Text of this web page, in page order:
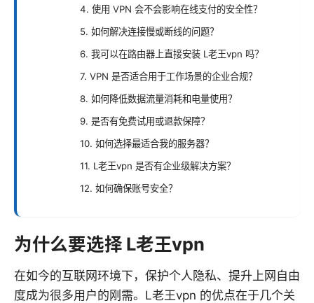
4. 使用 VPN 会不会影响在线支付的安全性？
5. 如何解决连接慢或断线的问题？
6. 我可以在路由器上直接安装 L老王vpn 吗？
7. VPN 是否适合用于工作场景的企业合规？
8. 如何降低数据流量消耗和电量使用？
9. 是否有免费试用或退款保障？
10. 如何选择最适合我的服务器？
11. L老王vpn 是否有企业级解决方案？
12. 如何确保账号安全？
为什么要选择 L老王vpn
在如今的互联网环境下，保护个人隐私、提升上网自由
度成为很多用户的刚需。L老王vpn 的优点在于几个关